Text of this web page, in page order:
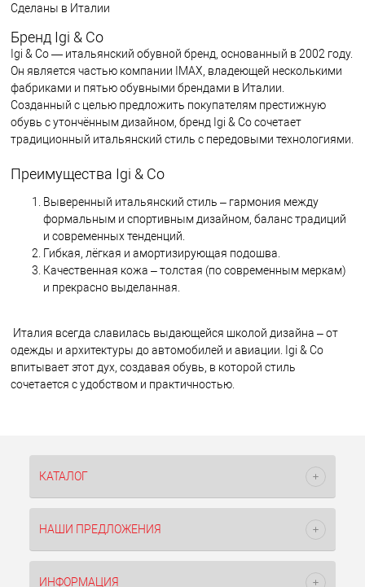
Сделаны в Италии
Бренд Igi & Co
Igi & Co — итальянский обувной бренд, основанный в 2002 году.
Он является частью компании IMAX, владеющей несколькими
фабриками и пятью обувными брендами в Италии.
Созданный с целью предложить покупателям престижную
обувь с утончённым дизайном, бренд Igi & Co сочетает
традиционный итальянский стиль с передовыми технологиями.
Преимущества Igi & Co
Выверенный итальянский стиль – гармония между
формальным и спортивным дизайном, баланс традиций
и современных тенденций.
Гибкая, лёгкая и амортизирующая подошва.
Качественная кожа – толстая (по современным меркам)
и прекрасно выделанная.
Италия всегда славилась выдающейся школой дизайна – от
одежды и архитектуры до автомобилей и авиации. Igi & Co
впитывает этот дух, создавая обувь, в которой стиль
сочетается с удобством и практичностью.
КАТАЛОГ
НАШИ ПРЕДЛОЖЕНИЯ
ИНФОРМАЦИЯ